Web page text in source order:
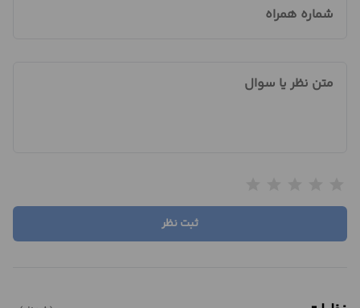
شماره همراه
متن نظر یا سوال
ثبت نظر